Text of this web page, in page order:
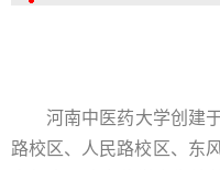
河南中医药大学创建
路校区、人民路校区、东